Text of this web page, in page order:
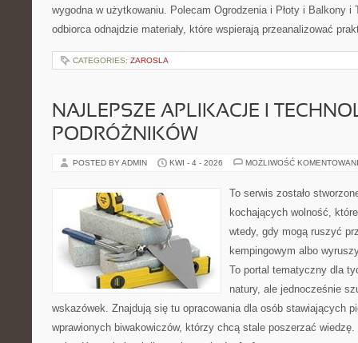
wygodna w użytkowaniu. Polecam Ogrodzenia i Płoty i Balkony i
odbiorca odnajdzie materiały, które wspierają przeanalizować
CATEGORIES: ZAROSLA
NAJLEPSZE APLIKACJE I
PODRÓŻNIKÓW
POSTED BY ADMIN KWI - 4 - 2026 MOŻLIWOŚĆ
To serwis zostało
kochających wolność,
wtedy, gdy mogą ruszyć
kempingowym albo
To portal tematyczny dla
natury, ale jednocześnie
wskazówek. Znajdują się tu opracowania dla osób stawiających
wprawionych biwakowiczów, którzy chcą stale poszerzać wiedzę.